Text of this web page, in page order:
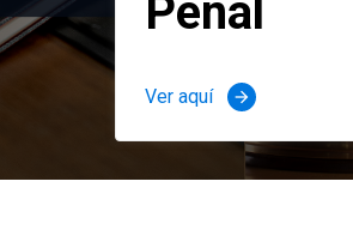
Penal
Ver aquí arrow_forward